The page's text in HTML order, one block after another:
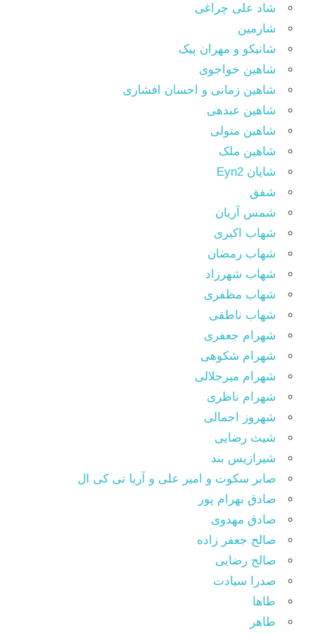
شاد علی چراغی
شارمین
شانیکو و مهران پیک
شاهین خواجوی
شاهین زمانی و احسان افشاری
شاهین عبدهی
شاهین متولی
شاهین ملک
شایان Eyn2
شفق
شمس آریان
شهاب اکبری
شهاب رمضان
شهاب شهرزاد
شهاب مظفری
شهاب ناطقی
شهرام جعفری
شهرام شکوهی
شهرام میرجلالی
شهرام ناظری
شهروز اجمالی
شیث رضایی
شیرازیس بند
صابر سکوت و امیر علی و آریا تی کی ال
صادق بهرام پور
صادق مهدوی
صالح جعفر زاده
صالح رضایی
صدرا سیادت
طاها
طاهر